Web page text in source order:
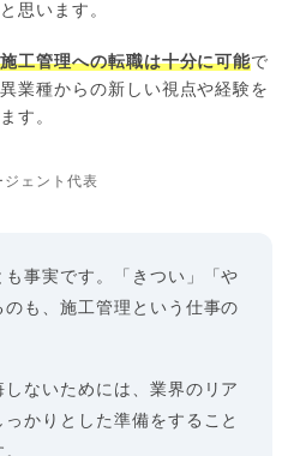
思います。
工管理への転職は十分に可能で
業種からの新しい視点や経験を
す。
ジェント代表
事実です。「きつい」「や
も、施工管理という仕事の
ないためには、業界のリア
かりとした準備をすること